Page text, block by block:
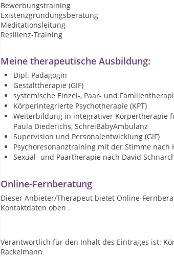
Bewerbungstraining
Existenzgründungsberatung
Meditationsleitung
Resilienz-Training
Meine therapeutische Ausbildung:
Dipl. Pädagogin
Gestalttherapie (GIF)
systemische Einzel-, Paar- und
Körperintegrierte Psychotherapie (KPT)
Weiterbildung in integrativer Körpertherapie
Paula Diederichs, SchreiBabyAmbulanz
Supervision und Personalentwicklung (GIF)
Psychoresonanztraining mit der Stimme nach
Sexual- und Paartherapie nach David
Online-Fernberatung
Dieser Anbieter/Therapeut bietet Online-
Kontaktdaten oben .
Verantwortlich für den Inhalt des Eintrages ist:
Rackelmann